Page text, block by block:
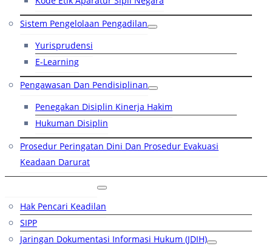
Sistem Pengelolaan Pengadilan
Yurisprudensi
E-Learning
Pengawasan Dan Pendisiplinan
Penegakan Disiplin Kinerja Hakim
Hukuman Disiplin
Prosedur Peringatan Dini Dan Prosedur Evakuasi
Keadaan Darurat
Hak Pencari Keadilan
SIPP
Jaringan Dokumentasi Informasi Hukum (JDIH)